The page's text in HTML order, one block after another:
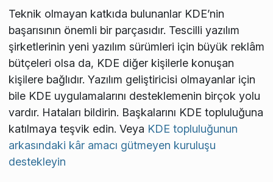
Teknik olmayan katkıda bulunanlar KDE’nin
başarısının önemli bir parçasıdır. Tescilli yazılım
şirketlerinin yeni yazılım sürümleri için büyük reklâm
bütçeleri olsa da, KDE diğer kişilerle konuşan
kişilere bağlıdır. Yazılım geliştiricisi olmayanlar için
bile KDE uygulamalarını desteklemenin birçok yolu
vardır. Hataları bildirin. Başkalarını KDE topluluğuna
katılmaya teşvik edin. Veya KDE topluluğunun
arkasındaki kâr amacı gütmeyen kuruluşu
destekleyin